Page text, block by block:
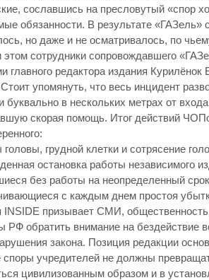
сославшись на пресловутый «спор
обязанности. В результате
но даже и не осматривалось, по
сотрудники сопровождавшего
главного редактора издания
упомянуть, что весь инцидент
буквально в нескольких метрах от
скорая помощь. Итог действий
грудной клетки и сотрясение
остановка работы независимого
без работы на неопределенный
с каждым днем простоя
INSIDE призывает СМИ,
РФ обратить внимание на бездействие
закона. Позиция редакции
учредителей не должны
цивилизованным образом и в